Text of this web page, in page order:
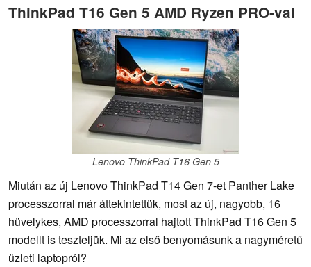
ThinkPad T16 Gen 5 AMD Ryzen PRO-val
Lenovo ThinkPad T16 Gen 5
Miután az új Lenovo ThinkPad T14 Gen 7-et Panther Lake
processzorral már áttekintettük, most az új, nagyobb, 16
hüvelykes, AMD processzorral hajtott ThinkPad T16 Gen 5
modellt is teszteljük. Mi az első benyomásunk a nagyméretű
üzleti laptopról?